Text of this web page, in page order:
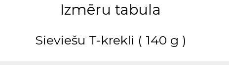
Izmēru tabula
Sieviešu T-krekli ( 140 g )